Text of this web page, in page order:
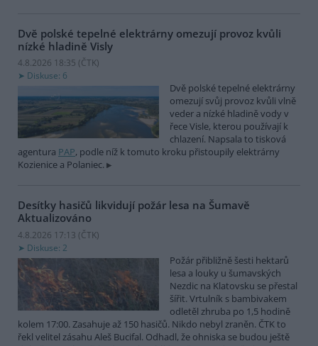
Dvě polské tepelné elektrárny omezují provoz kvůli
nízké hladině Visly
4.8.2026 18:35 (ČTK)
Diskuse: 6
Dvě polské tepelné elektrárny
omezují svůj provoz kvůli vlně
veder a nízké hladině vody v
řece Visle, kterou používají k
chlazení. Napsala to tisková
agentura PAP, podle níž k tomuto kroku přistoupily elektrárny
Kozienice a Polaniec.
Desítky hasičů likvidují požár lesa na Šumavě
Aktualizováno
4.8.2026 17:13 (ČTK)
Diskuse: 2
Požár přibližně šesti hektarů
lesa a louky u šumavských
Nezdic na Klatovsku se přestal
šířit. Vrtulník s bambivakem
odletěl zhruba po 1,5 hodině
kolem 17:00. Zasahuje až 150 hasičů. Nikdo nebyl zraněn. ČTK to
řekl velitel zásahu Aleš Bucifal. Odhadl, že ohniska se budou ještě